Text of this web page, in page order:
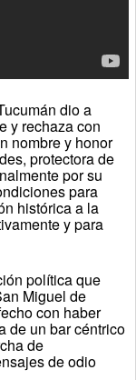
dio a
y rechaza con
nombre y honor
protectora de
por su
para
histórica a la
y para
política que
Miguel de
con haber
de un bar céntrico
de
de odio